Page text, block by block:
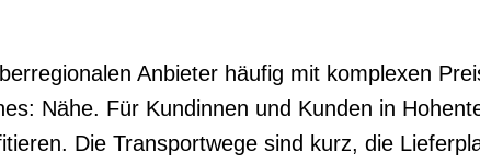
Anbieter häufig mit komplexen
Nähe. Für Kundinnen und Kunden in
Die Transportwege sind kurz, die